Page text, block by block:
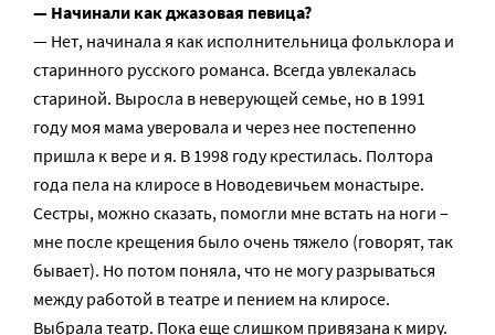
— Начинали как джазовая певица?
— Нет, начинала я как исполнительница фольклора и
старинного русского романса. Всегда увлекалась
стариной. Выросла в неверующей семье, но в 1991
году моя мама уверовала и через нее постепенно
пришла к вере и я. В 1998 году крестилась. Полтора
года пела на клиросе в Новодевичьем монастыре.
Сестры, можно сказать, помогли мне встать на ноги –
мне после крещения было очень тяжело (говорят, так
бывает). Но потом поняла, что не могу разрываться
между работой в театре и пением на клиросе.
Выбрала театр. Пока еще слишком привязана к миру.